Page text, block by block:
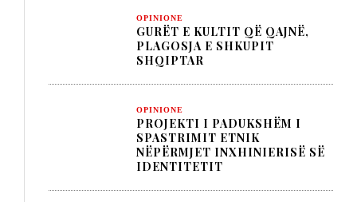
OPINIONE
GURËT E KULTIT QË QAJNË,
PLAGOSJA E SHKUPIT
SHQIPTAR
OPINIONE
PROJEKTI I PADUKSHËM I
SPASTRIMIT ETNIK
NËPËRMJET INXHINIERISË SË
IDENTITETIT